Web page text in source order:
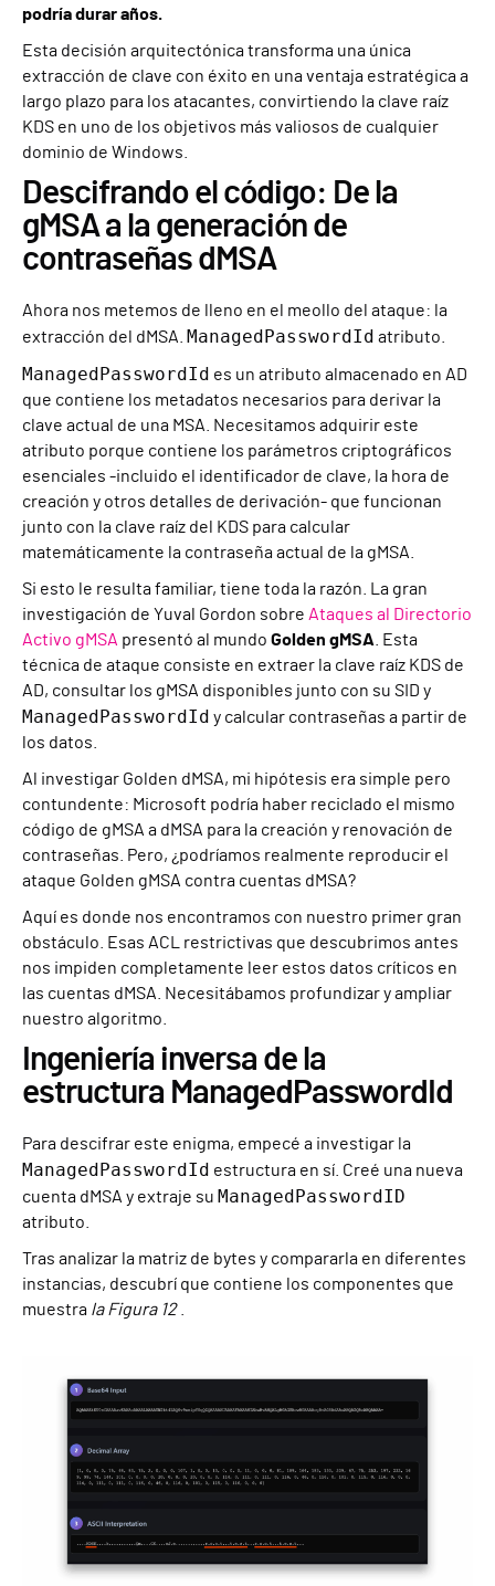
podría durar años.
Esta decisión arquitectónica transforma una única
extracción de clave con éxito en una ventaja estratégica a
largo plazo para los atacantes, convirtiendo la clave raíz
KDS en uno de los objetivos más valiosos de cualquier
dominio de Windows.
Descifrando el código: De la
gMSA a la generación de
contraseñas dMSA
Ahora nos metemos de lleno en el meollo del ataque: la
extracción del dMSA. ManagedPasswordId atributo.
ManagedPasswordId es un atributo almacenado en AD
que contiene los metadatos necesarios para derivar la
clave actual de una MSA. Necesitamos adquirir este
atributo porque contiene los parámetros criptográficos
esenciales -incluido el identificador de clave, la hora de
creación y otros detalles de derivación- que funcionan
junto con la clave raíz del KDS para calcular
matemáticamente la contraseña actual de la gMSA.
Si esto le resulta familiar, tiene toda la razón. La gran
investigación de Yuval Gordon sobre Ataques al Directorio
Activo gMSA presentó al mundo Golden gMSA. Esta
técnica de ataque consiste en extraer la clave raíz KDS de
AD, consultar los gMSA disponibles junto con su SID y
ManagedPasswordId y calcular contraseñas a partir de
los datos.
Al investigar Golden dMSA, mi hipótesis era simple pero
contundente: Microsoft podría haber reciclado el mismo
código de gMSA a dMSA para la creación y renovación de
contraseñas. Pero, ¿podríamos realmente reproducir el
ataque Golden gMSA contra cuentas dMSA?
Aquí es donde nos encontramos con nuestro primer gran
obstáculo. Esas ACL restrictivas que descubrimos antes
nos impiden completamente leer estos datos críticos en
las cuentas dMSA. Necesitábamos profundizar y ampliar
nuestro algoritmo.
Ingeniería inversa de la
estructura ManagedPasswordId
Para descifrar este enigma, empecé a investigar la
ManagedPasswordId estructura en sí. Creé una nueva
cuenta dMSA y extraje su ManagedPasswordID
atributo.
Tras analizar la matriz de bytes y compararla en diferentes
instancias, descubrí que contiene los componentes que
muestra la Figura 12.